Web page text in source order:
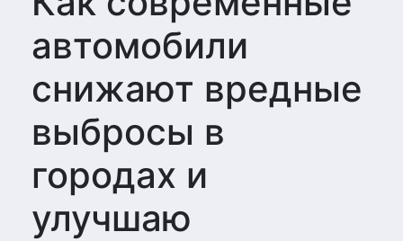
автомобили
снижают вредные
выбросы в
городах и
улучшаю